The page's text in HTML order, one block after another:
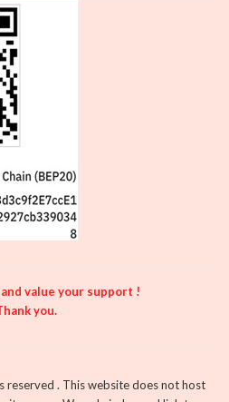
value your support !
you.
reserved . This website does not host